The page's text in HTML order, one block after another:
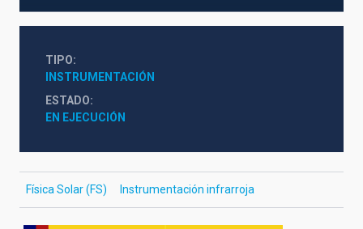
TIPO
INSTRUMENTACIÓN
ESTADO
EN EJECUCIÓN
Física Solar (FS) Instrumentación infrarroja